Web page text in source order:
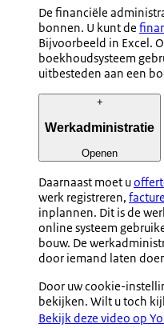
De financiële
bonnen. U kunt de
Bijvoorbeeld in Excel.
boekhoudsysteem
uitbesteden aan een
+
Werkadministratie
Openen
Daarnaast moet u
werk registreren,
inplannen. Dit is de
online systeem
bouw. De
door iemand laten
Door uw cookie-
bekijken. Wilt u toch
Bekijk deze video op